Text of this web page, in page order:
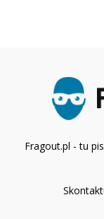
Fragout.pl - tu